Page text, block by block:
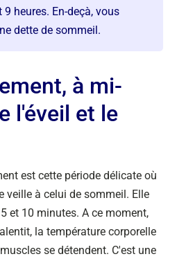
heures. En-deçà, vous
dette de sommeil.
à mi-
l'éveil et le
est cette période délicate où
veille à celui de sommeil. Elle
et 10 minutes. A ce moment,
la température corporelle
se détendent. C'est une